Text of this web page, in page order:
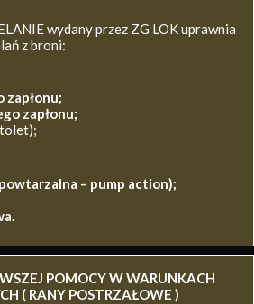
wydany przez ZG LOK uprawnia
z broni:
zapłonu;
zapłonu;
– pump action);
POMOCY W WARUNKACH
( RANY POSTRZAŁOWE )